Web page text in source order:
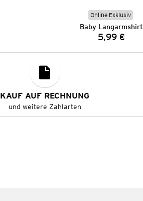
Online Exklusiv
Baby Langarmshirt
Preis:
5,99 €
KAUF AUF RECHNUNG
und weitere Zahlarten